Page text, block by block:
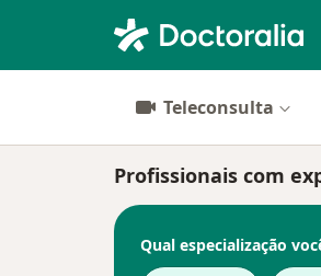
Teleconsulta
Profissionais com
Qual especialização